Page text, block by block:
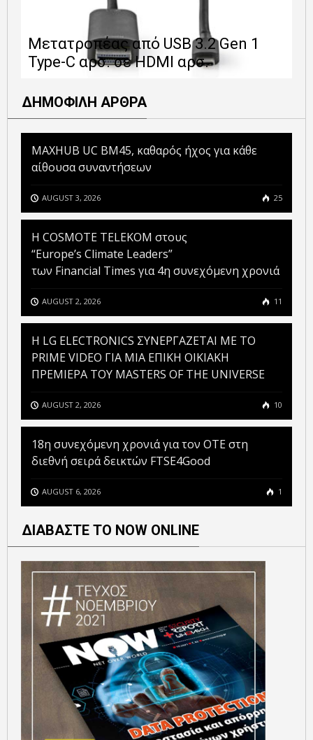
Μετατροπέας από USB 3.2 Gen 1
Type-C αρσ. σε HDMI αρσ.
ΔΗΜΟΦΙΛΗ ΑΡΘΡΑ
MAXHUB UC BM45, καθαρός ήχος για κάθε
αίθουσα συναντήσεων
AUGUST 3, 2026 25
Η COSMOTE TELEKOM στους
“Europe’s Climate Leaders”
των Financial Times για 4η συνεχόμενη χρονιά
AUGUST 2, 2026 11
H LG ELECTRONICS ΣΥΝΕΡΓΑΖΕΤΑΙ ΜΕ ΤΟ
PRIME VIDEO ΓΙΑ ΜΙΑ ΕΠΙΚΗ ΟΙΚΙΑΚΗ
ΠΡΕΜΙΕΡΑ ΤΟΥ MASTERS OF THE UNIVERSE
AUGUST 2, 2026 10
18η συνεχόμενη χρονιά για τον ΟΤΕ στη
διεθνή σειρά δεικτών FTSE4Good
AUGUST 6, 2026 1
ΔΙΑΒΑΣΤΕ ΤΟ NOW ONLINE